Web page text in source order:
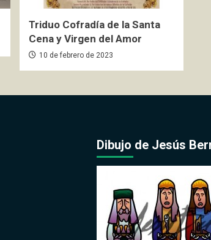
Triduo Cofradía de la Santa
Cena y Virgen del Amor
10 de febrero de 2023
Dibujo de Jesús